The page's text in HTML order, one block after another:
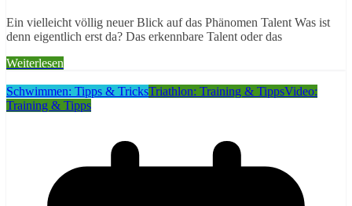
Ein vielleicht völlig neuer Blick auf das Phänomen Talent Was ist
denn eigentlich erst da? Das erkennbare Talent oder das
Weiterlesen
Schwimmen: Tipps & TricksTriathlon: Training & TippsVideo:
Training & Tipps